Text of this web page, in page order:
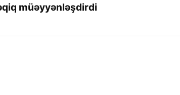
müəyyənləşdirdi